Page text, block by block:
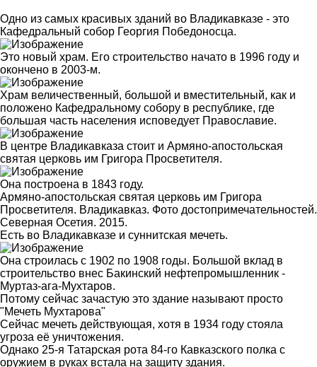
Одно из самых красивых зданий во Владикавказе - это
Кафедральный собор Георгия Победоносца.
Это новый храм. Его строительство начато в 1996 году и
окончено в 2003-м.
Храм величественный, большой и вместительный, как и
положено Кафедральному собору в республике, где
большая часть населения исповедует Православие.
В центре Владикавказа стоит и Армяно-апостольская
святая церковь им Григора Просветителя.
Она построена в 1843 году.
Армяно-апостольская святая церковь им Григора
Просветителя. Владикавказ. Фото достопримечательностей.
Северная Осетия. 2015.
Есть во Владикавказе и суннитская мечеть.
Она строилась с 1902 по 1908 годы. Большой вклад в
строительство внес Бакинский нефтепромышленник -
Муртаз-ага-Мухтаров.
Потому сейчас зачастую это здание называют просто
"Мечеть Мухтарова"
Сейчас мечеть действующая, хотя в 1934 году стояла
угроза её уничтожения.
Однако 25-я Татарская рота 84-го Кавказского полка с
оружием в руках встала на защиту здания.